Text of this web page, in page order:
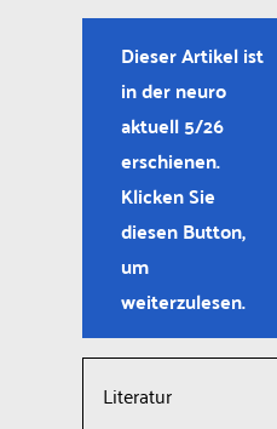
Dieser Artikel ist
in der neuro
aktuell 5/26
erschienen.
Klicken Sie
diesen Button,
um
weiterzulesen.
Literatur